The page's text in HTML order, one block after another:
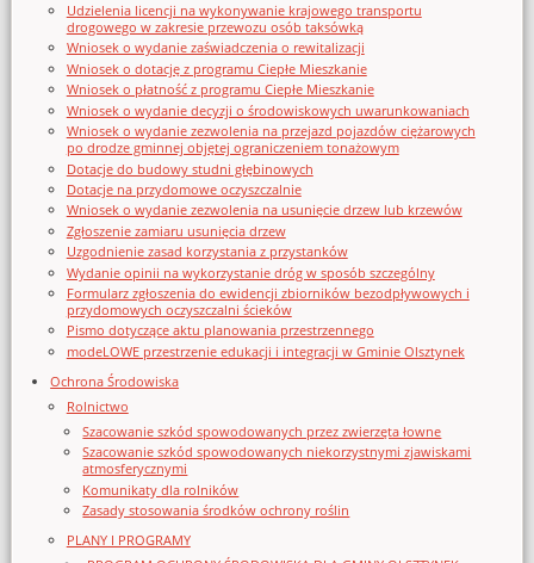
Udzielenia licencji na wykonywanie krajowego transportu
drogowego w zakresie przewozu osób taksówką
Wniosek o wydanie zaświadczenia o rewitalizacji
Wniosek o dotację z programu Ciepłe Mieszkanie
Wniosek o płatność z programu Ciepłe Mieszkanie
Wniosek o wydanie decyzji o środowiskowych uwarunkowaniach
Wniosek o wydanie zezwolenia na przejazd pojazdów ciężarowych
po drodze gminnej objętej ograniczeniem tonażowym
Dotacje do budowy studni głębinowych
Dotacje na przydomowe oczyszczalnie
Wniosek o wydanie zezwolenia na usunięcie drzew lub krzewów
Zgłoszenie zamiaru usunięcia drzew
Uzgodnienie zasad korzystania z przystanków
Wydanie opinii na wykorzystanie dróg w sposób szczególny
Formularz zgłoszenia do ewidencji zbiorników bezodpływowych i
przydomowych oczyszczalni ścieków
Pismo dotyczące aktu planowania przestrzennego
modeLOWE przestrzenie edukacji i integracji w Gminie Olsztynek
Ochrona Środowiska
Rolnictwo
Szacowanie szkód spowodowanych przez zwierzęta łowne
Szacowanie szkód spowodowanych niekorzystnymi zjawiskami
atmosferycznymi
Komunikaty dla rolników
Zasady stosowania środków ochrony roślin
PLANY I PROGRAMY